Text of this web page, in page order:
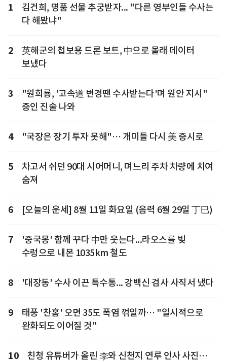
1
김건희, 명품 선물 추궁받자... "다른 영부인들 수사는
다 해봤냐"
2
英해군의 첩보용 드론 보트, 中으로 몰래 데이터
보냈다
3
"원희룡, '고속道 변경땐 수사받는다'며 원안 지시"
증인 진술 나와
4 "국장은 장기 투자 못해"… 개미들 다시 美 증시로
5
차고서 쉬던 90대 시어머니, 며느리 주차 차량에 치여
숨져
6 [오늘의 운세] 8월 11일 화요일 (음력 6월 29일 丁巳)
7
'중국몽' 함께 꾸다 中만 웃는다...라오스를 빚
수렁으로 내몬 1035km 철도
8 '대장동' 수사 이끈 특수통... 강백신 검사 사직서 냈다
9
태풍 '찬홈' 오면 35도 폭염 꺾일까… "일시적으로
완화되도 이어질 것"
10
친청 유튜버가 올린 李와 신천지 연루 인사 사진…